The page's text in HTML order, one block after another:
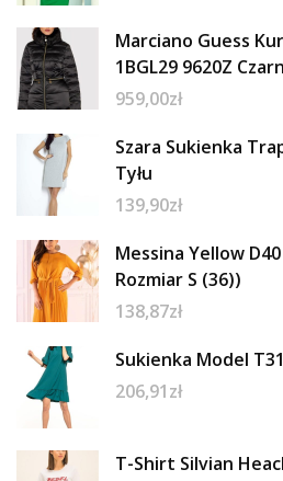
Marciano Guess
1BGL29 9620Z
959,00zł
Szara Sukienka
Tyłu
139,90zł
Messina Yellow
Rozmiar S (36))
138,87zł
Sukienka Model
206,91zł
T-Shirt Silvian